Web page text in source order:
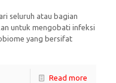
seluruh atau bagian
untuk mengobati infeksi
yang bersifat
Read more